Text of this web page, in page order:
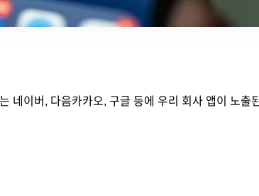
네이버, 다음카카오, 구글 등에 우리 회사 앱이 노